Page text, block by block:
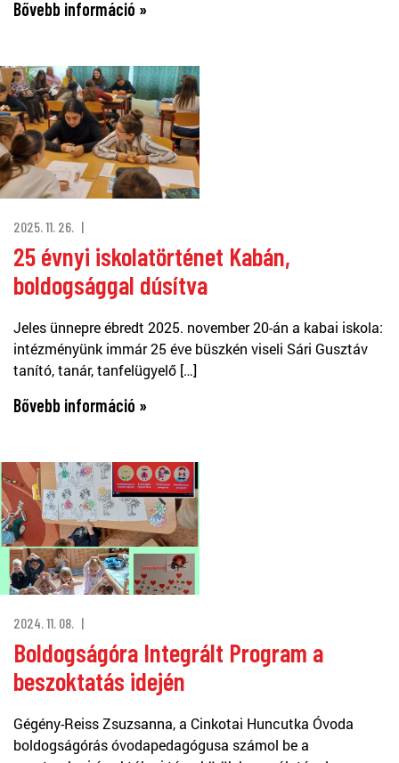
Bővebb információ »
2025. 11. 26.
25 évnyi iskolatörténet Kabán,
boldogsággal dúsítva
Jeles ünnepre ébredt 2025. november 20-án a kabai iskola:
intézményünk immár 25 éve büszkén viseli Sári Gusztáv
tanító, tanár, tanfelügyelő […]
Bővebb információ »
2024. 11. 08.
Boldogságóra Integrált Program a
beszoktatás idején
Gégény-Reiss Zsuzsanna, a Cinkotai Huncutka Óvoda
boldogságórás óvodapedagógusa számol be a